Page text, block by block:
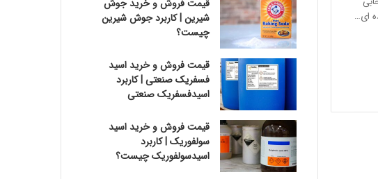
ای…
قیمت فروش و خرید جوش
شیرین | کاربرد جوش شیرین
چیست؟
قیمت فروش و خرید اسید
فسفریک صنعتی | کاربرد
اسیدفسفریک صنعتی
قیمت فروش و خرید اسید
سولفوریک | کاربرد
اسیدسولفوریک چیست؟